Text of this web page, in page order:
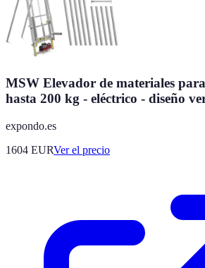
MSW Elevador de materiales
hasta 200 kg - eléctrico - diseño
expondo.es
1604 EURVer el precio